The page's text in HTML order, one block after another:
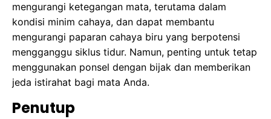
mengurangi ketegangan mata, terutama dalam
kondisi minim cahaya, dan dapat membantu
mengurangi paparan cahaya biru yang berpotensi
mengganggu siklus tidur. Namun, penting untuk tetap
menggunakan ponsel dengan bijak dan memberikan
jeda istirahat bagi mata Anda.
Penutup